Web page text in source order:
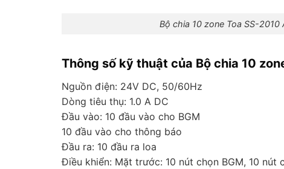
Bộ chia 10 zone Toa SS-2010
Thông số kỹ thuật của Bộ chia 10
Nguồn điện: 24V DC, 50/60Hz
Dòng tiêu thụ: 1.0 A DC
Đầu vào: 10 đầu vào cho BGM
10 đầu vào cho thông báo
Đầu ra: 10 đầu ra loa
Điều khiển: Mặt trước: 10 nút chọn BGM, 10 nút